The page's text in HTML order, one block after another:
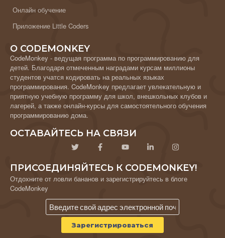
Онлайн обучение
Приложение Little Coders
О CODEMONKEY
CodeMonkey - ведущая программа по программированию для
детей. Благодаря отмеченным наградами курсам миллионы
студентов учатся кодировать на реальных языках
программирования. CodeMonkey предлагает увлекательную и
приятную учебную программу для школ, внешкольных клубов и
лагерей, а также онлайн-курсы для самостоятельного обучения
программированию дома.
ОСТАВАЙТЕСЬ НА СВЯЗИ
ПРИСОЕДИНЯЙТЕСЬ К CODEMONKEY!
Отдохните от ловли бананов и зарегистрируйтесь в блоге
CodeMonkey